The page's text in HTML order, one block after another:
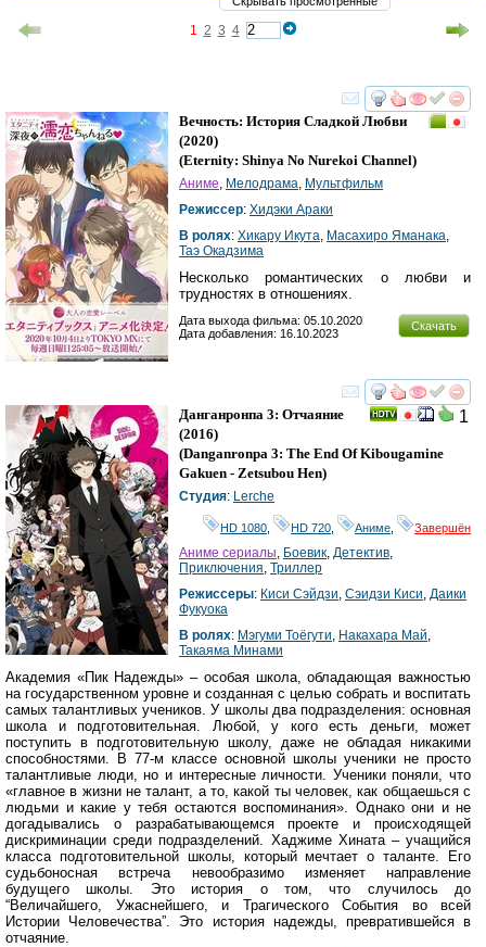
1 2 3 4
смотреть
Вечность: История Сладкой Любви
(2020)
(Eternity: Shinya No Nurekoi Channel)
Аниме Мелодрама Мультфильм
Режиссер: Хидэки Араки
В ролях: Хикару Икута Масахиро Яманака
Таэ Окадзима
Несколько романтических о любви и
трудностях в отношениях.
Скачать
Дата выхода фильма: 05.10.2020
Дата добавления: 16.10.2023
смотреть
1
Данганронпа 3: Отчаяние
(2016)
(Danganronpa 3: The End Of Kibougamine
Gakuen - Zetsubou Hen)
Студия: Lerche
HD 1080 HD 720 Аниме Завершён
Аниме сериалы Боевик Детектив
Приключения Триллер
Режиссеры: Киси Сэйдзи Сэидзи Киси Даики
Фукуока
В ролях: Мэгуми Тоёгути Накахара Май
Такаяма Минами
Академия «Пик Надежды» – особая школа, обладающая важностью
на государственном уровне и созданная с целью собрать и воспитать
самых талантливых учеников. У школы два подразделения: основная
школа и подготовительная. Любой, у кого есть деньги, может
поступить в подготовительную школу, даже не обладая никакими
способностями. В 77-м классе основной школы ученики не просто
талантливые люди, но и интересные личности. Ученики поняли, что
«главное в жизни не талант, а то, какой ты человек, как общаешься с
людьми и какие у тебя остаются воспоминания». Однако они и не
догадывались о разрабатывающемся проекте и происходящей
дискриминации среди подразделений. Хаджиме Хината – учащийся
класса подготовительной школы, который мечтает о таланте. Его
судьбоносная встреча невообразимо изменяет направление
будущего школы. Это история о том, что случилось до
“Величайшего, Ужаснейшего, и Трагического События во всей
Истории Человечества”. Это история надежды, превратившейся в
отчаяние.